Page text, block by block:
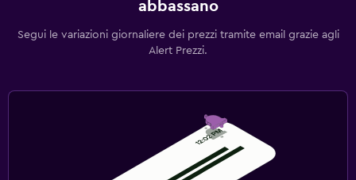
abbassano
Segui le variazioni giornaliere dei prezzi tramite email grazie agli
Alert Prezzi.